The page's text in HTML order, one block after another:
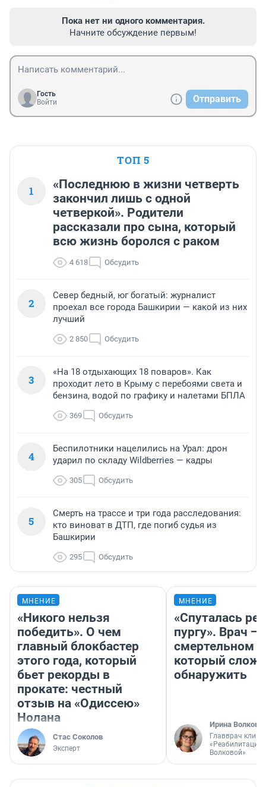
Пока нет ни одного комментария.
Начните обсуждение первым!
Гость
Войти
Отправить
ТОП 5
1
«Последнюю в жизни четверть
закончил лишь с одной
четверкой». Родители
рассказали про сына, который
всю жизнь боролся с раком
4 618 Обсудить
2
Север бедный, юг богатый: журналист
проехал все города Башкирии — какой из них
лучший
2 850 Обсудить
3
«На 18 отдыхающих 18 поваров». Как
проходит лето в Крыму с перебоями света и
бензина, водой по графику и налетами БПЛА
369 Обсудить
4
Беспилотники нацелились на Урал: дрон
ударил по складу Wildberries — кадры
305 Обсудить
5
Смерть на трассе и три года расследования:
кто виноват в ДТП, где погиб судья из
Башкирии
295 Обсудить
МНЕНИЕ
«Никого нельзя
победить». О чем
главный блокбастер
этого года, который
бьет рекорды в
прокате: честный
отзыв на «Одиссею»
Нолана
Стас Соколов
Эксперт
МНЕНИЕ
«Спуталась
пургу». Врач —
смертельном
который
обнаружить
Ирина Волкова
Главврач
«Реабилитация
Волковой»